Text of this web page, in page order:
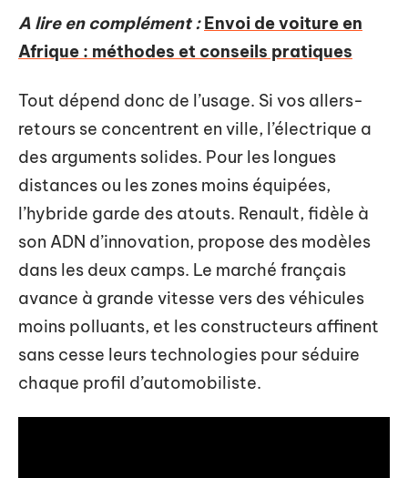
A lire en complément : Envoi de voiture en
Afrique : méthodes et conseils pratiques
Tout dépend donc de l’usage. Si vos allers-
retours se concentrent en ville, l’électrique a
des arguments solides. Pour les longues
distances ou les zones moins équipées,
l’hybride garde des atouts. Renault, fidèle à
son ADN d’innovation, propose des modèles
dans les deux camps. Le marché français
avance à grande vitesse vers des véhicules
moins polluants, et les constructeurs affinent
sans cesse leurs technologies pour séduire
chaque profil d’automobiliste.